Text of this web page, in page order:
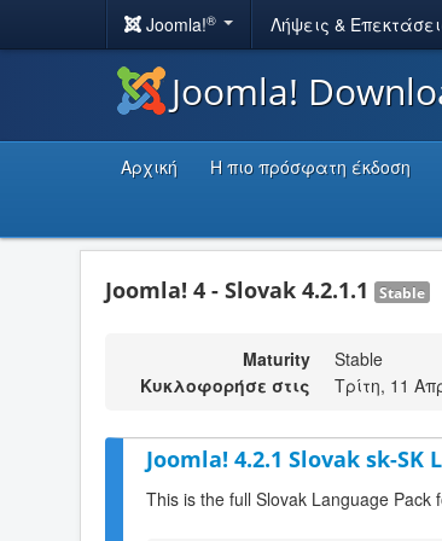
Joomla!® Λήψεις &
Joomla!
Αρχική Η πιο πρόσφατη έκδοση
Joomla! 4 - Slovak 4.2.1.1 Stable
Maturity
Stable
Κυκλοφορήσε στις
Τρίτη, 11
Joomla! 4.2.1 Slovak sk-SK
This is the full Slovak Language Pack